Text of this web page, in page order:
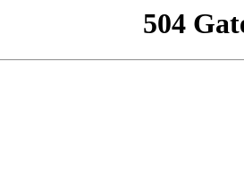
504